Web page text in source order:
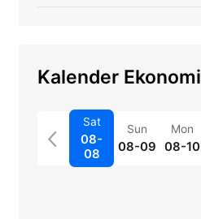
Kalender Ekonomi
Sat
08-
08
Sun
08-09
Mon
08-10